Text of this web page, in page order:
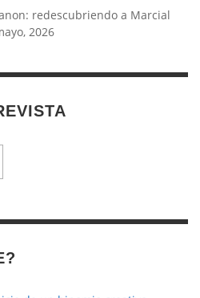
redescubriendo a Marcial
2026